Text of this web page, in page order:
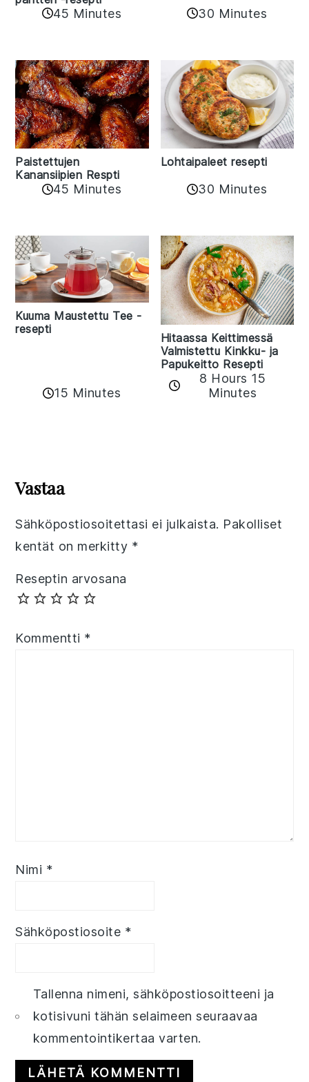
45 Minutes 30 Minutes
Paistettujen
Kanansiipien Respti
45 Minutes
Lohtaipaleet resepti
30 Minutes
Kuuma Maustettu Tee -
resepti
15 Minutes
Hitaassa Keittimessä
Valmistettu Kinkku- ja
Papukeitto Resepti
8 Hours 15
Minutes
Interactions
Vastaa
Sähköpostiosoitettasi ei julkaista. Pakolliset
kentät on merkitty *
Reseptin arvosana
Kommentti *
Nimi *
Sähköpostiosoite *
Tallenna nimeni, sähköpostiosoitteeni ja
kotisivuni tähän selaimeen seuraavaa
kommentointikertaa varten.